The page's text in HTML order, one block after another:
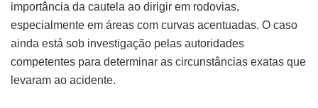
importância da cautela ao dirigir em rodovias,
especialmente em áreas com curvas acentuadas. O caso
ainda está sob investigação pelas autoridades
competentes para determinar as circunstâncias exatas que
levaram ao acidente.